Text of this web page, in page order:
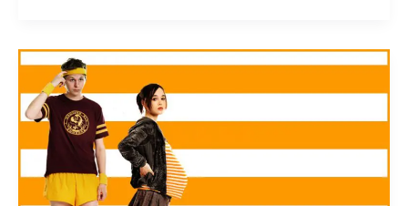
Air
:
Georges
Clooney
chez
Jason
Reitman